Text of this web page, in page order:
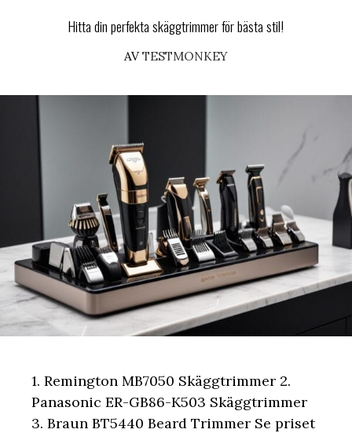
Hitta din perfekta skäggtrimmer för bästa stil!
AVTESTMONKEY
1. Remington MB7050 Skäggtrimmer 2.
Panasonic ER-GB86-K503 Skäggtrimmer
3. Braun BT5440 Beard Trimmer Se priset